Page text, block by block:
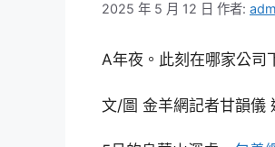
2025 年 5 月 12 日 作者:
A年夜。此刻在哪家公司
文/圖 金羊網記者甘韻儀